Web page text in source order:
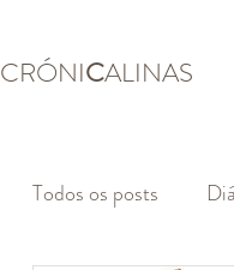
CRÓNICALINAS
Todos os posts